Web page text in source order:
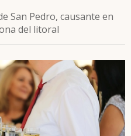
San Pedro, causante en
del litoral